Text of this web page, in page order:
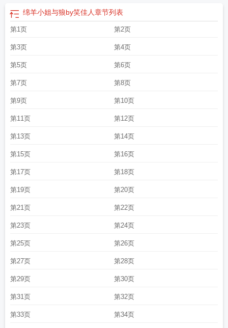
绵羊小姐与狼by笑佳人章节列表
第1页 第2页
第3页 第4页
第5页 第6页
第7页 第8页
第9页 第10页
第11页 第12页
第13页 第14页
第15页 第16页
第17页 第18页
第19页 第20页
第21页 第22页
第23页 第24页
第25页 第26页
第27页 第28页
第29页 第30页
第31页 第32页
第33页 第34页